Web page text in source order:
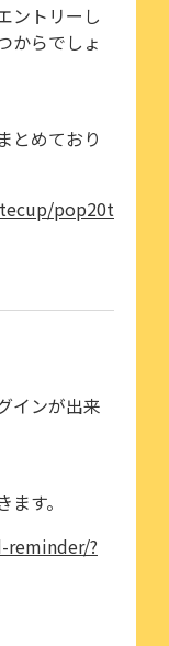
ントリーし
からでしょ
とめており
pop20t
インが出来
す。
?